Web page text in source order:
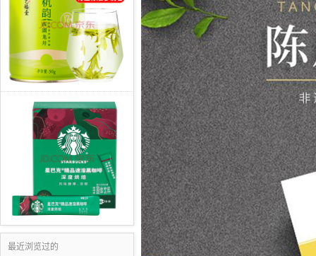
最近浏览过的